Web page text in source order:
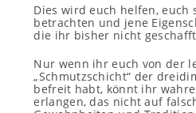
Dies wird euch helfen, euch
betrachten und jene
die ihr bisher nicht
Nur wenn ihr euch von der
„Schmutzschicht“ der
befreit habt, könnt ihr
erlangen, das nicht auf